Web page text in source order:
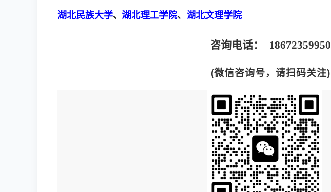
湖北民族大学、 湖北理工学院、 湖北文理学院
咨询电话： 18672359950
(微信咨询号，请扫码关注)